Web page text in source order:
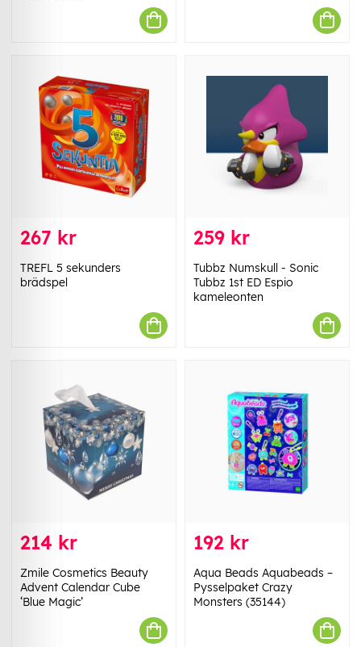
267 kr
TREFL 5 sekunders
brädspel
259 kr
Tubbz Numskull - Sonic
Tubbz 1st ED Espio
kameleonten
214 kr
Zmile Cosmetics Beauty
Advent Calendar Cube
‘Blue Magic’
192 kr
Aqua Beads Aquabeads –
Pysselpaket Crazy
Monsters (35144)